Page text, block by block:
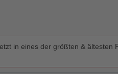
in eines der größten &